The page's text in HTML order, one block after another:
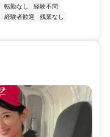
転勤なし
経験不問
経験者歓迎
残業なし